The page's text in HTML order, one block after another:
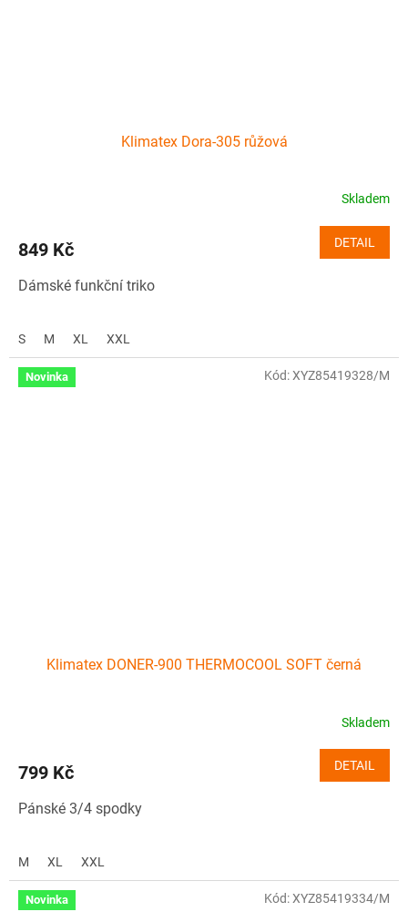
Klimatex Dora-305 růžová
Skladem
849 Kč DETAIL
Dámské funkční triko
S M XL XXL
Novinka
Klimatex DONER-900 THERMOCOOL SOFT černá
Skladem
799 Kč DETAIL
Pánské 3/4 spodky
M XL XXL
Kód:XYZ85419328/M
Novinka Kód:XYZ85419334/M